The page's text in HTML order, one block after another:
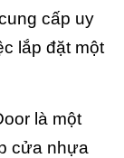
cấp uy
lắp đặt một
là một
cửa nhựa